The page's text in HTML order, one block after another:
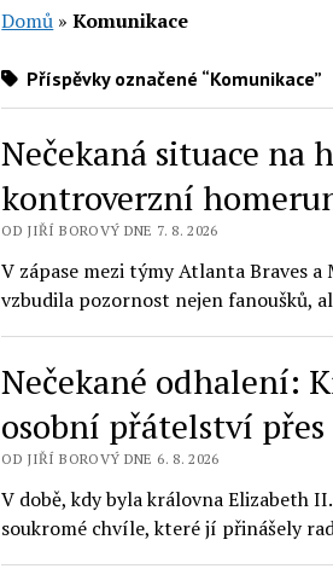
Domů »Komunikace
Příspěvky označené “Komunikace”
Nečekaná situace na
kontroverzní
OD JIŘÍ BOROVÝ DNE 7. 8. 2026
V zápase mezi týmy Atlanta Braves
vzbudila pozornost nejen fanoušků,
Nečekané odhalení:
osobní přátelství
OD JIŘÍ BOROVÝ DNE 6. 8. 2026
V době, kdy byla královna Elizabeth
soukromé chvíle, které jí přinášely